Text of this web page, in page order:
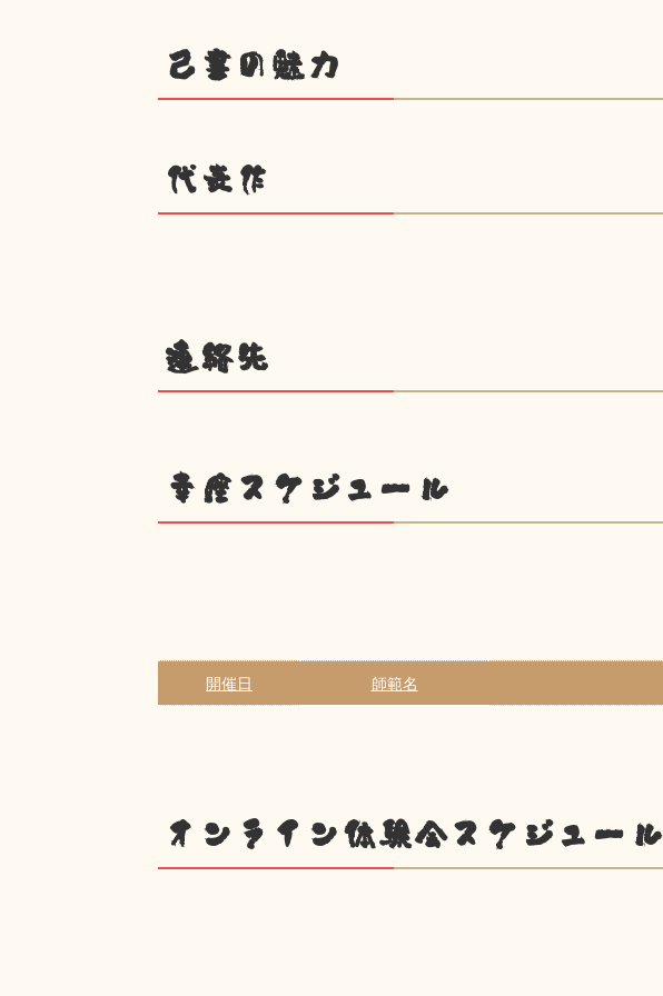
己書の魅力
代表作
連絡先
幸座スケジュール
開催日 師範名
オンライン体験会スケジュール